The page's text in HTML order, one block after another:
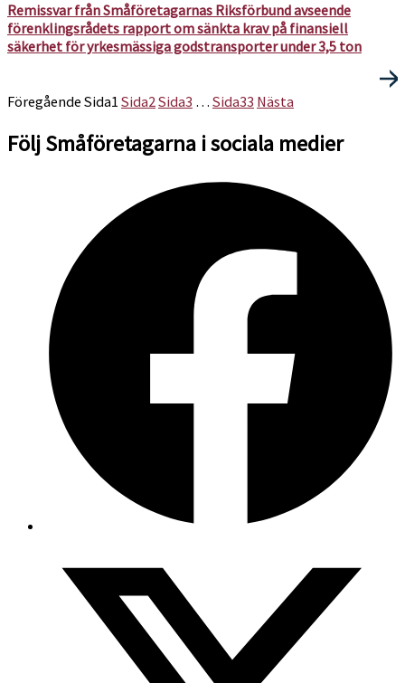
Remissvar från Småföretagarnas Riksförbund avseende
förenklingsrådets rapport om sänkta krav på finansiell
säkerhet för yrkesmässiga godstransporter under 3,5 ton
Föregående Sida1 Sida2Sida3 … Sida33 Nästa
Följ Småföretagarna i sociala medier